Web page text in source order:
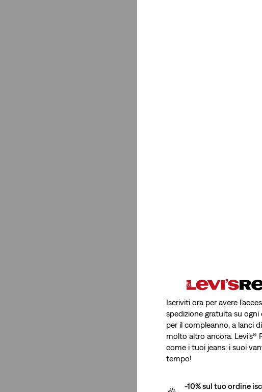
Iscriviti ora per avere
spedizione gratuita su ogni
per il compleanno, a lanci
molto altro ancora. Levi’s®
come i tuoi jeans: i suoi
tempo!
-10% sul tuo ordine